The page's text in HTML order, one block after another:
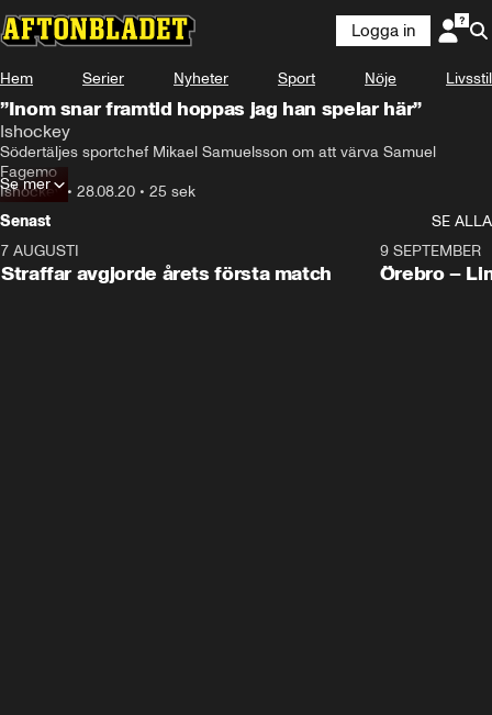
Logga in
Hem Serier Nyheter Sport Nöje Livsstil
”Inom snar framtid hoppas jag han spelar här”
Ishockey
Södertäljes sportchef Mikael Samuelsson om att värva Samuel
Fagemo
Ishockey• 28.08.20 • 25 sek
Se mer
Senast
SE ALLA
7 AUGUSTI
Straffar avgjorde årets första match
Plus
9 SEPTEMBER
Örebro –